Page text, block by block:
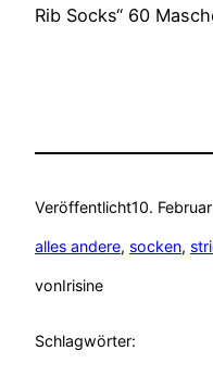
Rib Socks“ 60
Veröffentlicht10.
alles andere, socken,
vonIrisine
Schlagwörter: